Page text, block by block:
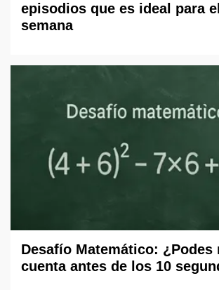
episodios que es ideal para
semana
Desafío Matemático: ¿Podes
cuenta antes de los 10